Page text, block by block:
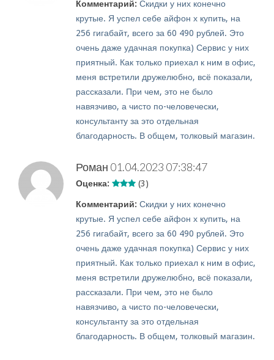
Комментарий: Скидки у них конечно
крутые. Я успел себе айфон х купить, на
256 гигабайт, всего за 60 490 рублей. Это
очень даже удачная покупка) Сервис у них
приятный. Как только приехал к ним в офис,
меня встретили дружелюбно, всё показали,
рассказали. При чем, это не было
навязчиво, а чисто по-человечески,
консультанту за это отдельная
благодарность. В общем, толковый магазин.
Роман 01.04.2023 07:38:47
Оценка: (3)
Комментарий: Скидки у них конечно
крутые. Я успел себе айфон х купить, на
256 гигабайт, всего за 60 490 рублей. Это
очень даже удачная покупка) Сервис у них
приятный. Как только приехал к ним в офис,
меня встретили дружелюбно, всё показали,
рассказали. При чем, это не было
навязчиво, а чисто по-человечески,
консультанту за это отдельная
благодарность. В общем, толковый магазин.